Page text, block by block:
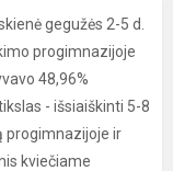
gegužės 2-5 d.
progimnazijoje
48,96%
- išsiaiškinti 5-8
progimnazijoje ir
kviečiame